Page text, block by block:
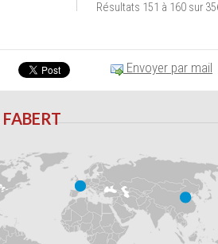
Résultats 151 à 160 sur
Envoyer par mail
FABERT